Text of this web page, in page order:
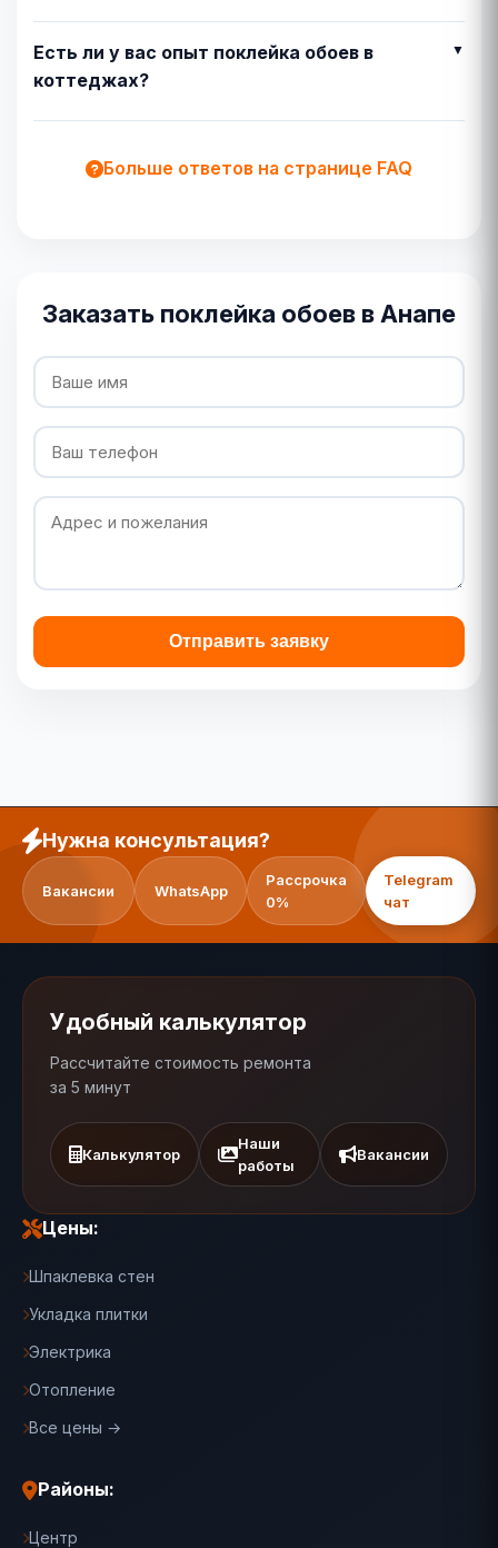
Есть ли у вас опыт поклейка обоев в
коттеджах?
Больше ответов на странице FAQ
Заказать поклейка обоев в Анапе
Отправить заявку
Нужна консультация?
Вакансии WhatsApp
Рассрочка
0%
Telegram
чат
Удобный калькулятор
Рассчитайте стоимость ремонта
за 5 минут
Калькулятор
Наши
работы
Вакансии
Цены:
Шпаклевка стен
Укладка плитки
Электрика
Отопление
Все цены →
Районы:
Центр